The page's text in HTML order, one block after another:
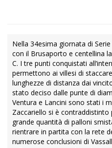
Nella 34esima giornata di
con il Brusaporto e centellina
C. I tre punti conquistati
permettono ai villesi di
lunghezze di distanza dai
stato deciso dalle punte di
Ventura e Lancini sono stati i
Zaccariello si è contraddistinto
grande quantità di palloni
rientrare in partita con la rete
numerose conclusioni di